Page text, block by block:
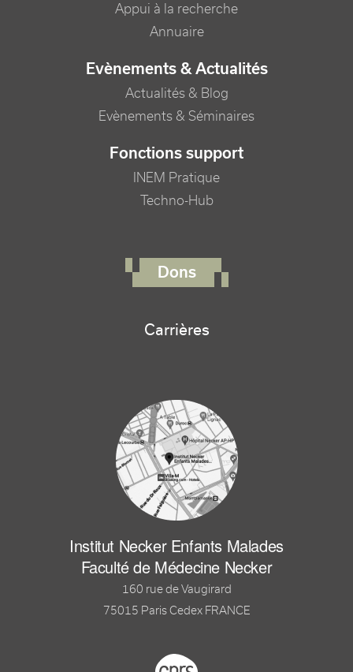
Appui à la recherche
Annuaire
Evènements & Actualités
Actualités & Blog
Evènements & Séminaires
Fonctions support
INEM Pratique
Techno-Hub
Dons
Carrières
Institut Necker Enfants Malades
Faculté de Médecine Necker
160 rue de Vaugirard
75015 Paris Cedex FRANCE
Footer logo tutelles